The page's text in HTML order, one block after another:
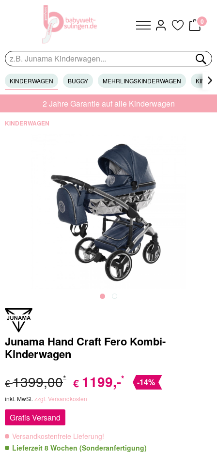
0
KINDERWAGEN BUGGY MEHRLINGSKINDERWAGEN 
2 Jahre Garantie auf alle Kinderwagen
KINDERWAGEN
Junama Hand Craft Fero Kombi-
Kinderwagen
€1399,00* € 1199,-* -14%
inkl. MwSt. zzgl. Versandkosten
Gratis Versand
Versandkostenfreie Lieferung!
Lieferzeit 8 Wochen (Sonderanfertigung)